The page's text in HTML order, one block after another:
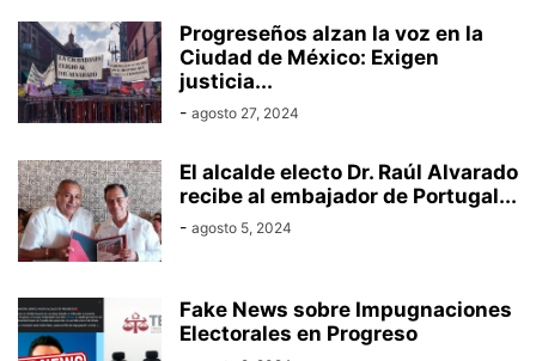
Progreseños alzan la voz en la
Ciudad de México: Exigen
justicia...
- agosto 27, 2024
El alcalde electo Dr. Raúl Alvarado
recibe al embajador de Portugal...
- agosto 5, 2024
Fake News sobre Impugnaciones
Electorales en Progreso